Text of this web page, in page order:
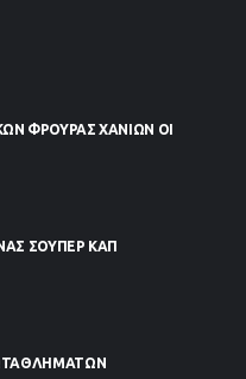
ΦΡΟΥΡΆΣ ΧΑΝΊΩΝ ΟΙ
ΣΟΥΠΕΡ ΚΑΠ